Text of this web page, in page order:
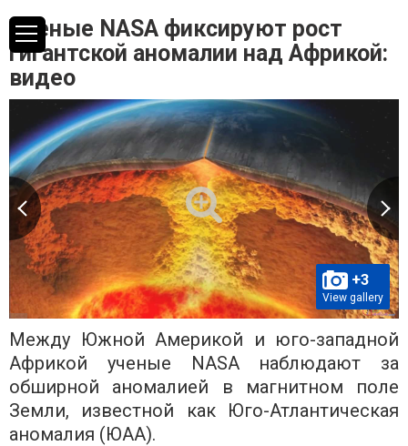
Ученые NASA фиксируют рост
гигантской аномалии над Африкой:
видео
+3
View gallery
Между Южной Америкой и юго-западной
Африкой ученые NASA наблюдают за
обширной аномалией в магнитном поле
Земли, известной как Юго-Атлантическая
аномалия (ЮАА).